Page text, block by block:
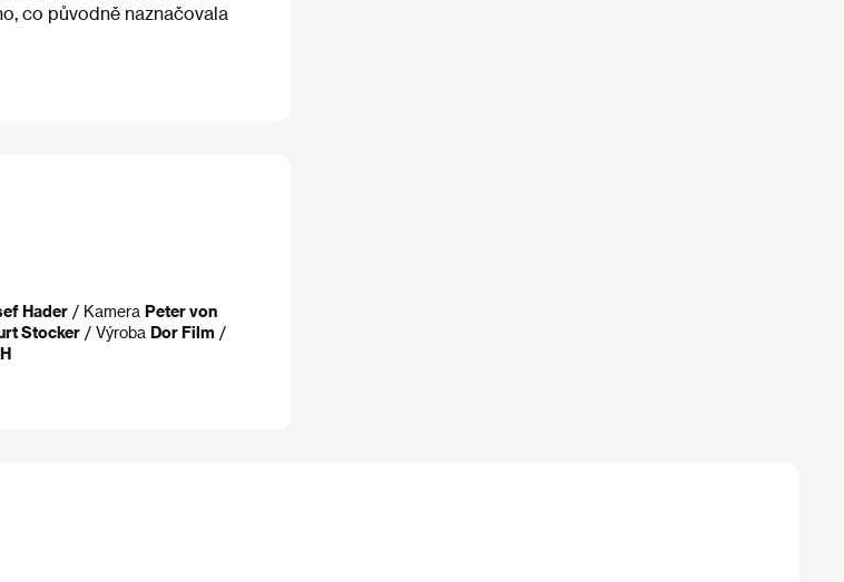
co původně naznačovala
Hader / Kamera Peter von
Stocker / Výroba Dor Film /